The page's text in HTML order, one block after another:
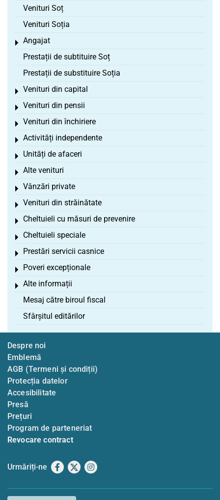
Venituri Soț
Venituri Soția
Angajat
Toggle menu
Prestații de subtituire Soț
Prestații de substituire Soția
Venituri din capital
Toggle menu
Venituri din pensii
Toggle menu
Venituri din închiriere
Toggle menu
Activități independente
Toggle menu
Unități de afaceri
Toggle menu
Alte venituri
Toggle menu
Vânzări private
Toggle menu
Venituri din străinătate
Toggle menu
Cheltuieli cu măsuri de prevenire
Toggle menu
Cheltuieli speciale
Toggle menu
Prestări servicii casnice
Toggle menu
Poveri excepționale
Toggle menu
Alte informații
Toggle menu
Mesaj către biroul fiscal
Sfârșitul editărilor
Despre noi
Emblemă
AGB (Termeni și condiții)
Protecția datelor
Accesibilitate
Presă
Prețuri
Program de parteneriat
Revocare contract
Urmăriți-ne Facebook
X Instagram